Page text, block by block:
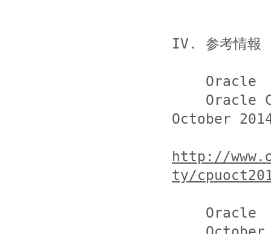
IV. 参考情報
October
http://
ty/